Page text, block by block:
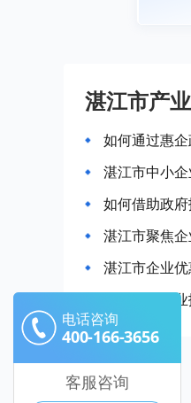
湛江市产
如何通过惠
湛江市中小
如何借助政
湛江市聚焦
湛江市企业
如何优化企
电话咨询
400-166-3656
客服咨询